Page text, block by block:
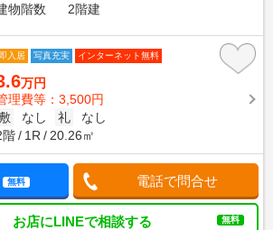
物階数
2階建
即入居 写真充実 インターネット無料
万円
理費等：3,500円
敷
なし 礼
なし
階
1R 20.26㎡
無料 電話で問合せ
お店にLINEで相談する 無料